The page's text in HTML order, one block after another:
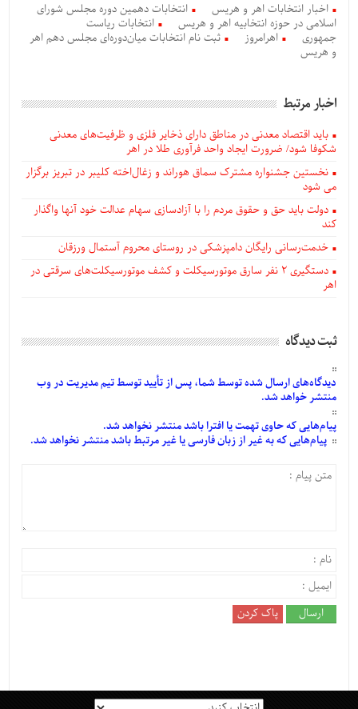
اخبار انتخابات اهر و هریس
انتخابات دهمین دوره مجلس شورای
اسلامی در حوزه انتخابیه اهر و هریس
انتخابات ریاست
جمهوری
اهرامروز
ثبت نام انتخابات میان‌دوره‌ای مجلس دهم اهر
و هریس
اخبار مرتبط
باید اقتصاد معدنی در مناطق دارای ذخایر فلزی و ظرفیت‌های معدنی
شکوفا شود/ ضرورت ایجاد واحد فرآوری طلا در اهر
نخستین جشنواره مشترک سماق هوراند و زغال‌اخته کلیبر در تبریز برگزار
می شود
دولت باید حق و حقوق مردم را با آزادسازی سهام عدالت خود آنها واگذار
کند
خدمت‌رسانی رایگان دامپزشکی در روستای محروم آستمال ورزقان
دستگيری ۲ نفر سارق موتورسیکلت و کشف موتورسیکلت‌های سرقتی در
اهر
ثبت دیدگاه
دیدگاه‌هایارسالشدهتوسط شما، پس ازتأییدتوسط تیم مدیریت در وب
منتشر خواهد شد.
پیام‌هاییکه حاوی تهمت یا افترا باشد منتشر نخواهد شد.
پیام‌هاییکه به غیر از زبان فارسی یا غیر مرتبط باشد منتشر نخواهد شد.